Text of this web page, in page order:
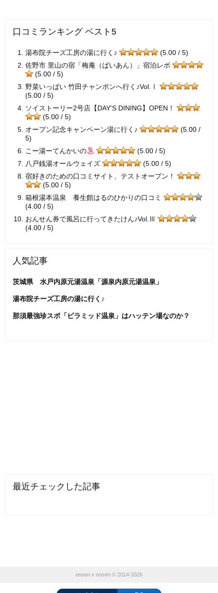
口コミランキング ベスト5
湯布院チーズ工房の湯に行く♪
(5.00 / 5)
佐野市 里山の宿「梅庵（ばいあん）」宿泊レポ
(5.00 / 5)
野菜いっぱい 竹田チャンポンへ行く♪Vol.Ⅰ
(5.00 / 5)
ソイストーリー2号店【DAY'S DINING】OPEN！
(5.00 / 5)
オープン記念キャンペーン湯に行く♪
(5.00 /
5)
こー湯ーてんかいの
(5.00 / 5)
八戸銭湯オールウェイズ
(5.00 / 5)
宿好きのための口コミサイト、テストオープン！
(5.00 / 5)
箱根湯本温泉 養生館はるのひかりの口コミ
(4.00 / 5)
おんせん券で風呂に行ってきたけん♪Vol.Ⅲ
(4.00 / 5)
人気記事
茨城県 水戸内原元湯温泉「源泉内原元湯温泉」
湯布院チーズ工房の湯に行く♪
那須最強珍スポ「ピラミッド温泉」はハッテン場なのか？
最近チェックした記事
onsen x onsen © 2014-2026